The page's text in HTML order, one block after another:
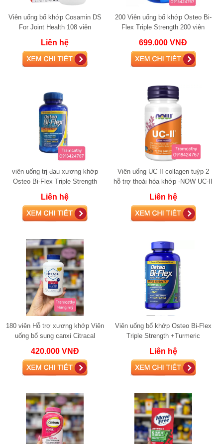
Viên uống bổ khớp Cosamin DS
For Joint Health 108 viên
glucosamine
Liên hệ
200 Viên uống bổ khớp Osteo Bi-
Flex Triple Strength 200 viên
699.000 VNĐ
viên uống trị đau xương khớp
Osteo Bi-Flex Triple Strength
+Vitamin D 220 viên glucosamine
Liên hệ
Viên uống UC II collagen tuýp 2
hỗ trợ thoái hóa khớp -NOW UC-II
Liên hệ
180 viên Hỗ trợ xương khớp Viên
uống bổ sung canxi Citracal
420.000 VNĐ
Viên uống bổ khớp Osteo Bi-Flex
Triple Strength +Turmeric
glucosamine 220 viên
Liên hệ